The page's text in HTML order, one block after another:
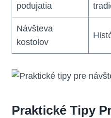
podujatia
Návšteva
kostolov
Praktické Tipy